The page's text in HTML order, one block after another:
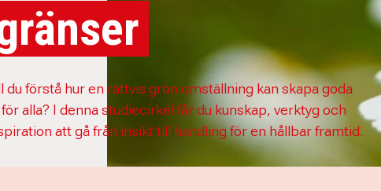
du förstå hur en rättvis grön omställning kan skapa goda
för alla? I denna studiecirkel får du kunskap, verktyg och
att gå från insikt till handling för en hållbar framtid.